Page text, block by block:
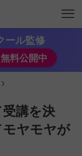
ール監修
料公開中
講を決
ヤモヤが